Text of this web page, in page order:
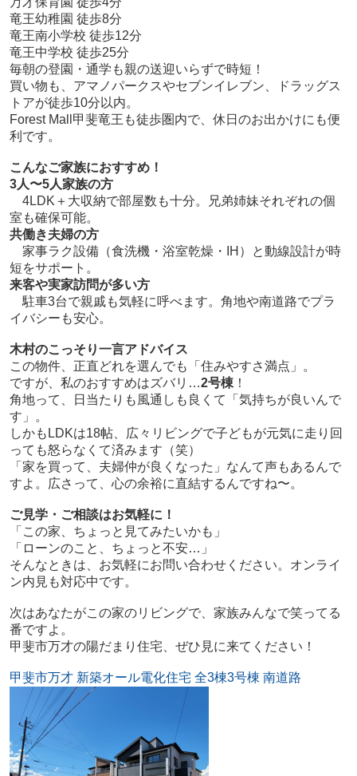
竜王幼稚園 徒歩8分
竜王南小学校 徒歩12分
竜王中学校 徒歩25分
毎朝の登園・通学も親の送迎いらずで時短！
買い物も、アマノパークスやセブンイレブン、ドラッグス
トアが徒歩10分以内。
Forest Mall甲斐竜王も徒歩圏内で、休日のお出かけにも便
利です。
こんなご家族におすすめ！
3人〜5人家族の方
4LDK＋大収納で部屋数も十分。兄弟姉妹それぞれの個
室も確保可能。
共働き夫婦の方
家事ラク設備（食洗機・浴室乾燥・IH）と動線設計が時
短をサポート。
来客や実家訪問が多い方
駐車3台で親戚も気軽に呼べます。角地や南道路でプラ
イバシーも安心。
木村のこっそり一言アドバイス
この物件、正直どれを選んでも「住みやすさ満点」。
ですが、私のおすすめはズバリ…2号棟！
角地って、日当たりも風通しも良くて「気持ちが良いんで
す」。
しかもLDKは18帖、広々リビングで子どもが元気に走り回
っても怒らなくて済みます（笑）
「家を買って、夫婦仲が良くなった」なんて声もあるんで
すよ。広さって、心の余裕に直結するんですね〜。
ご見学・ご相談はお気軽に！
「この家、ちょっと見てみたいかも」
「ローンのこと、ちょっと不安…」
そんなときは、お気軽にお問い合わせください。オンライ
ン内見も対応中です。
次はあなたがこの家のリビングで、家族みんなで笑ってる
番ですよ。
甲斐市万才の陽だまり住宅、ぜひ見に来てください！
甲斐市万才 新築オール電化住宅 全3棟3号棟 南道路